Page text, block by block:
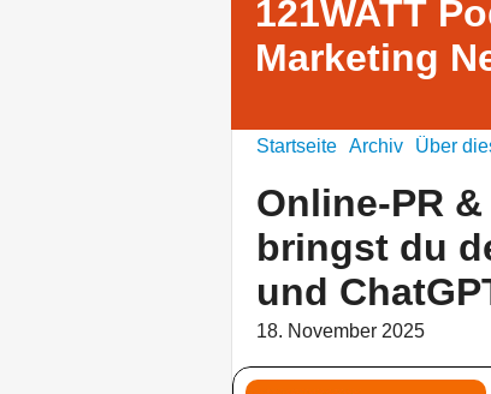
121WATT
Marketing
Startseite Archiv Über
Online-PR
bringst du
und
18. November 2025